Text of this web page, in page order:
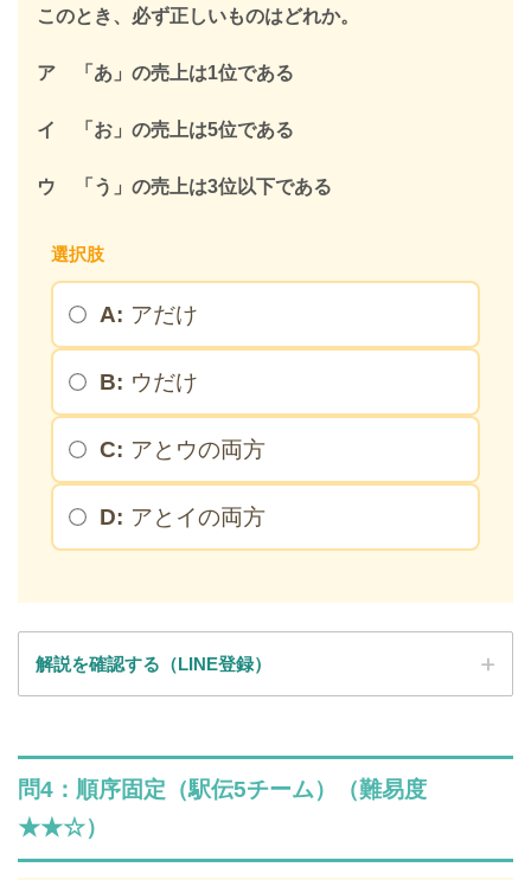
※このページを開いたまま登録してください
このとき、必ず正しいものはどれか。
ア 「あ」の売上は1位である
イ 「お」の売上は5位である
ウ 「う」の売上は3位以下である
選択肢
A: アだけ
B: ウだけ
C: アとウの両方
D: アとイの両方
解説を確認する（LINE登録）
SPI全問の解説が見放題
LINEで限定キーワードを受け取ると、
問4：順序固定（駅伝5チーム）（難易度
★★☆）